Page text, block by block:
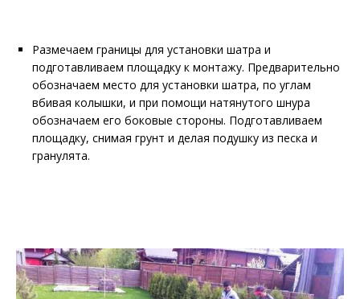
Размечаем границы для установки шатра и
подготавливаем площадку к монтажу. Предварительно
обозначаем место для установки шатра, по углам
вбивая колышки, и при помощи натянутого шнура
обозначаем его боковые стороны. Подготавливаем
площадку, снимая грунт и делая подушку из песка и
гранулята.